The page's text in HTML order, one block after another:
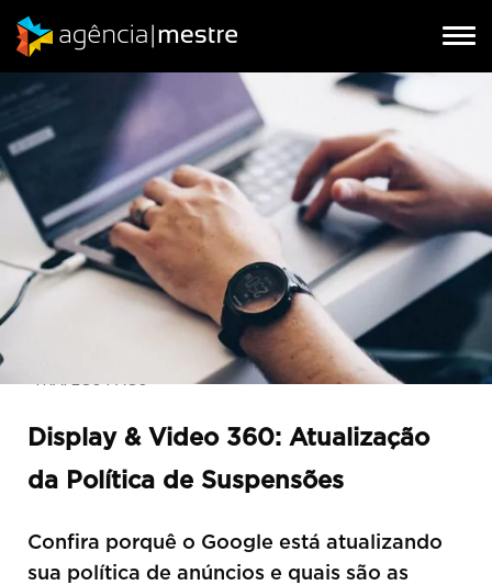
TRÁFEGO PAGO
Display & Video 360: Atualização
da Política de Suspensões
Confira porquê o Google está atualizando
sua política de anúncios e quais são as